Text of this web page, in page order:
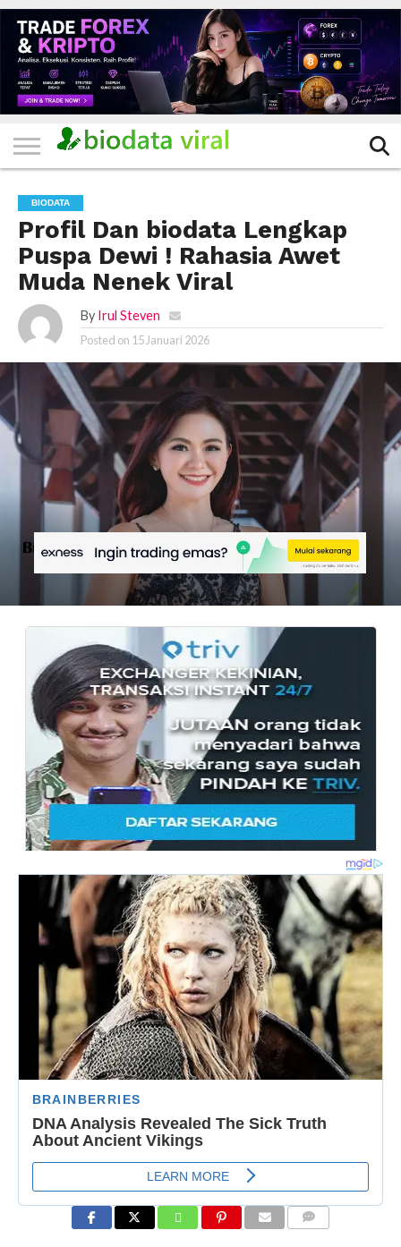
HOME
FILTER
KATEGORI
IKLAN
GRATIS
TERVIRAL
TRADING
KOMUNITAS
BERITA
BISNIS
LAINNYA
BIODATA
Profil Dan biodata Lengkap
Puspa Dewi ! Rahasia Awet
Muda Nenek Viral
By Irul Steven
Posted on 15 Januari 2026